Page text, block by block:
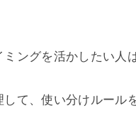
ングを活かしたい人
て、使い分けルール